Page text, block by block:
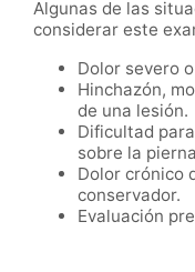
Algunas de las
considerar este
Dolor severo
Hinchazón,
de una lesión.
Dificultad
sobre la
Dolor crónico
conservador.
Evaluación